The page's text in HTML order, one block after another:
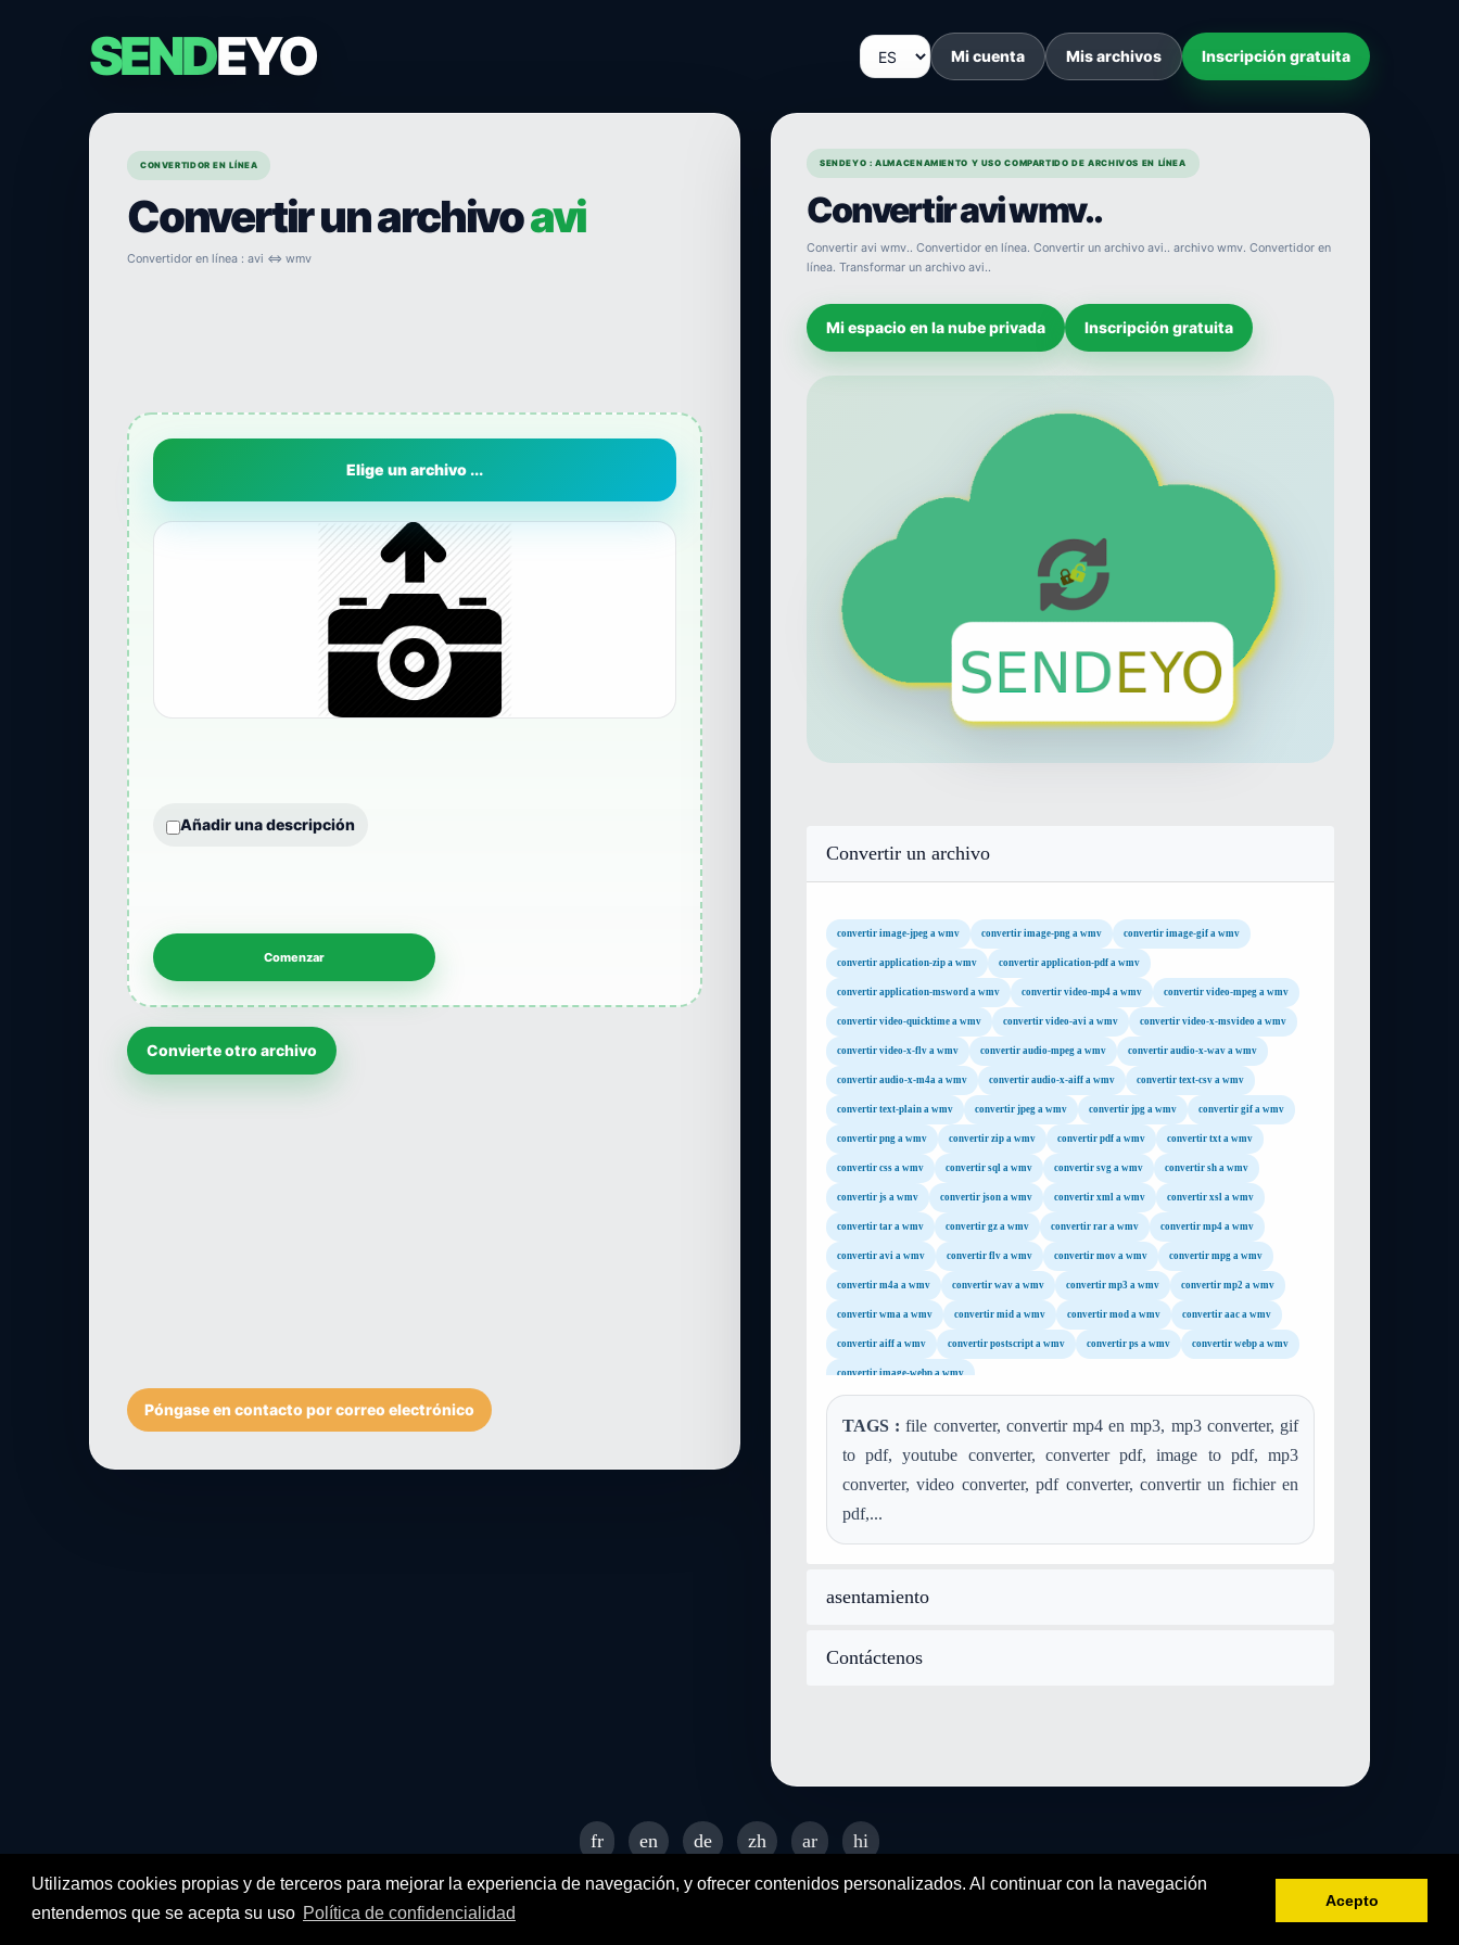
Utilizamos cookies propias y de terceros para mejorar la experiencia de navegación, y ofrecer contenidos personalizados. Al continuar con la navegación
entendemos que se acepta su uso Política de confidencialidad
Acepto
SENDEYO Mi cuenta Mis archivos Inscripción gratuita
CONVERTIDOR EN LÍNEA
Convertir un archivoavi
Convertidor en línea : avi ⇔ wmv
Elige un archivo ...
Añadir una descripción
Convierte otro archivo
Póngase en contacto por correo electrónico
SENDEYO : ALMACENAMIENTO Y USO COMPARTIDO DE ARCHIVOS EN LÍNEA
Convertir avi wmv..
Convertir avi wmv.. Convertidor en línea. Convertir un archivo avi.. archivo wmv. Convertidor en
línea. Transformar un archivo avi..
Mi espacio en la nube privada Inscripción gratuita
Convertir un archivo
convertir image-jpeg a wmv convertir image-png a wmv convertir image-gif a wmv
convertir application-zip a wmv convertir application-pdf a wmv
convertir application-msword a wmv convertir video-mp4 a wmv convertir video-mpeg a wmv
convertir video-quicktime a wmv convertir video-avi a wmv convertir video-x-msvideo a wmv
convertir video-x-flv a wmv convertir audio-mpeg a wmv convertir audio-x-wav a wmv
convertir audio-x-m4a a wmv convertir audio-x-aiff a wmv convertir text-csv a wmv
convertir text-plain a wmv convertir jpeg a wmv convertir jpg a wmv convertir gif a wmv
convertir png a wmv convertir zip a wmv convertir pdf a wmv convertir txt a wmv
convertir css a wmv convertir sql a wmv convertir svg a wmv convertir sh a wmv
convertir js a wmv convertir json a wmv convertir xml a wmv convertir xsl a wmv
convertir tar a wmv convertir gz a wmv convertir rar a wmv convertir mp4 a wmv
convertir avi a wmv convertir flv a wmv convertir mov a wmv convertir mpg a wmv
convertir m4a a wmv convertir wav a wmv convertir mp3 a wmv convertir mp2 a wmv
convertir wma a wmv convertir mid a wmv convertir mod a wmv convertir aac a wmv
convertir aiff a wmv convertir postscript a wmv convertir ps a wmv convertir webp a wmv
convertir image-webp a wmv
TAGS : file converter, convertir mp4 en mp3, mp3 converter, gif
to pdf, youtube converter, converter pdf, image to pdf, mp3
converter, video converter, pdf converter, convertir un fichier en
pdf,...
asentamiento
Contáctenos
fr en de zh ar
hi
© 2026 SENDEYO - All rights reserved